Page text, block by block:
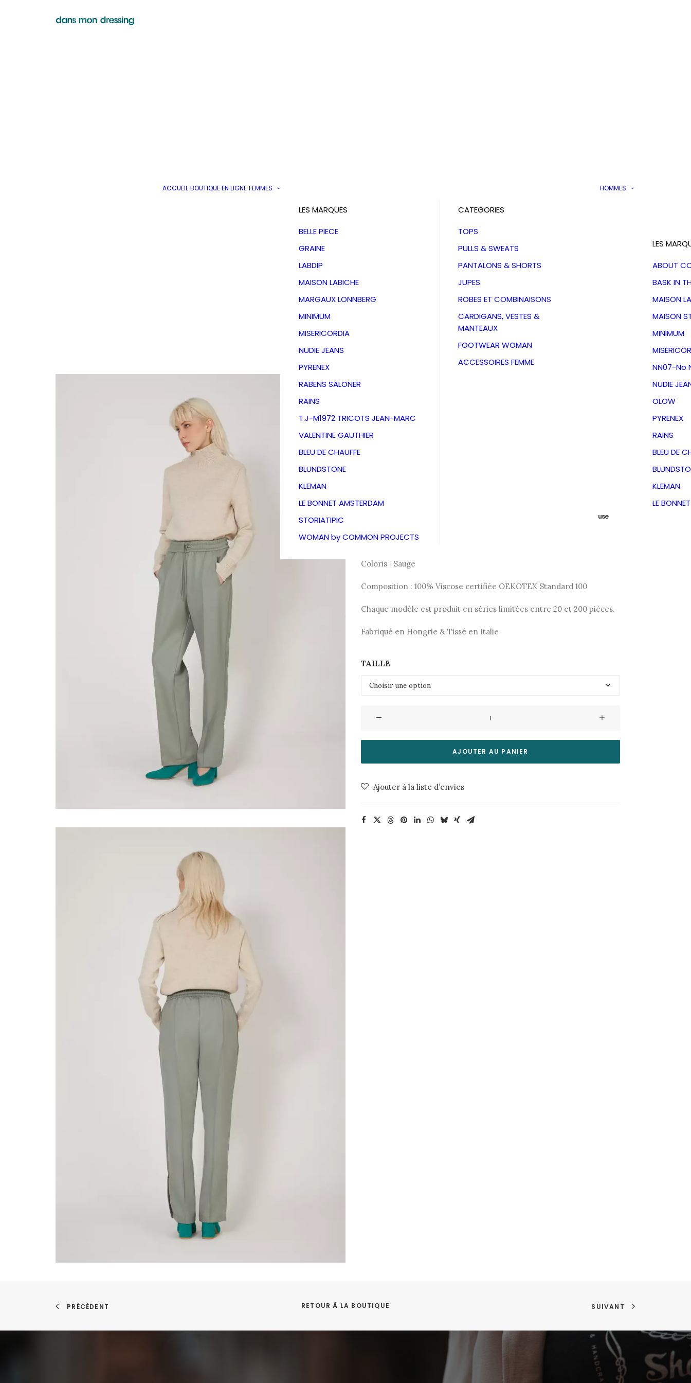
ACCUEIL BOUTIQUE EN LIGNE FEMMES
LES MARQUES
BELLE PIECE
GRAINE
LABDIP
MAISON LABICHE
MARGAUX LONNBERG
MINIMUM
MISERICORDIA
NUDIE JEANS
PYRENEX
RABENS SALONER
RAINS
T.J-M1972 TRICOTS JEAN-MARC
VALENTINE GAUTHIER
BLEU DE CHAUFFE
BLUNDSTONE
KLEMAN
LE BONNET AMSTERDAM
STORIATIPIC
WOMAN by COMMON PROJECTS
CATEGORIES
TOPS
PULLS & SWEATS
PANTALONS & SHORTS
JUPES
ROBES ET COMBINAISONS
CARDIGANS, VESTES &
MANTEAUX
FOOTWEAR WOMAN
ACCESSOIRES FEMME
HOMMES
LES
ABOUT
BASK IN
MAISON
MAISON
MINIMUM
NN07-No
NUDIE
OLOW
PYRENEX
RAINS
BLEU DE
KLEMAN
LE
Jogpant Klee-
Sauge Valentine
395,00
était :
395,00€.
est :
TVA incluse
Pantalon style jogpant en Viscose.
Coloris : Sauge
Composition : 100% Viscose certifiée OEKOTEX Standard 100
Chaque modèle est produit en séries limitées entre 20 et 200 pièces.
Fabriqué en Hongrie & Tissé en Italie
TAILLE
Jogpant
Sauge
GAUTHIER
AJOUTER AU PANIER
Ajouter à la liste d’envies
PRÉCÉDENT RETOUR À LA BOUTIQUE SUIVANT